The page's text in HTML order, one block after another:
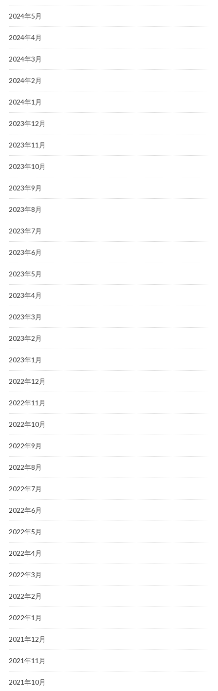
2024年5月
2024年4月
2024年3月
2024年2月
2024年1月
2023年12月
2023年11月
2023年10月
2023年9月
2023年8月
2023年7月
2023年6月
2023年5月
2023年4月
2023年3月
2023年2月
2023年1月
2022年12月
2022年11月
2022年10月
2022年9月
2022年8月
2022年7月
2022年6月
2022年5月
2022年4月
2022年3月
2022年2月
2022年1月
2021年12月
2021年11月
2021年10月